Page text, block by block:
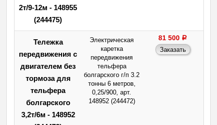
2т/9-12м - 148955
(244475)
Тележка
передвижения с
двигателем без
тормоза для
тельфера
болгарского
3,2т/6м - 148952
Электрическая
каретка
передвижения
тельфера
болгарского г/п 3.2
тонны 6 метров,
0,25/900, арт.
148952 (244472)
81 500 a